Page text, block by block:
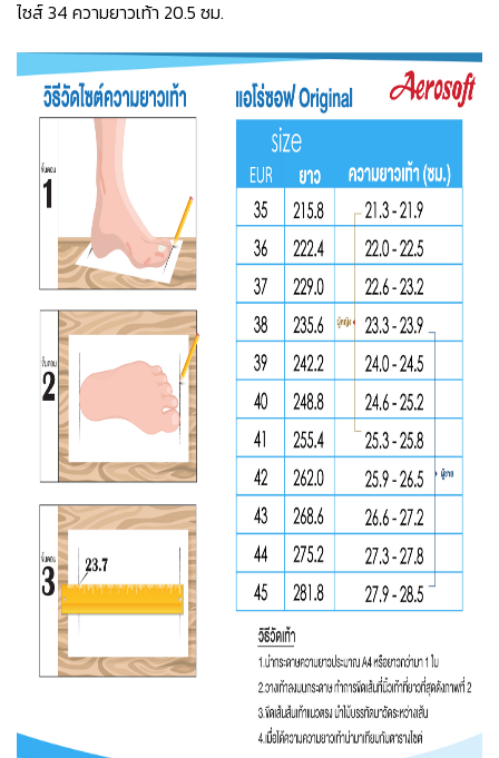
ไซส์ 34 ความยาวเท้า 20.5 ซม.